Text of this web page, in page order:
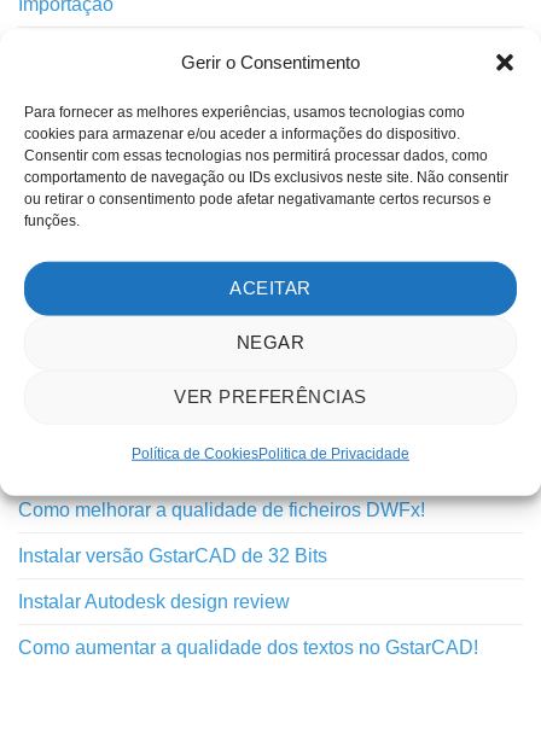
Gerir o Consentimento
Para fornecer as melhores experiências, usamos tecnologias como
cookies para armazenar e/ou aceder a informações do dispositivo.
Consentir com essas tecnologias nos permitirá processar dados, como
comportamento de navegação ou IDs exclusivos neste site. Não consentir
ou retirar o consentimento pode afetar negativamante certos recursos e
funções.
ACEITAR
NEGAR
VER PREFERÊNCIAS
Política de CookiesPolitica de Privacidade
Layers
Notícias
Novidades
Outros
TUTORIAIS RECENTES
Inovação do GstarCAD 2025 – Python API
Como melhorar a qualidade de ficheiros DWFx!
Instalar versão GstarCAD de 32 Bits
Instalar Autodesk design review
Como aumentar a qualidade dos textos no GstarCAD!